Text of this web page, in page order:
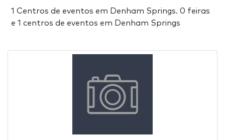
1 Centros de eventos em Denham Springs. 0 feiras
e 1 centros de eventos em Denham Springs